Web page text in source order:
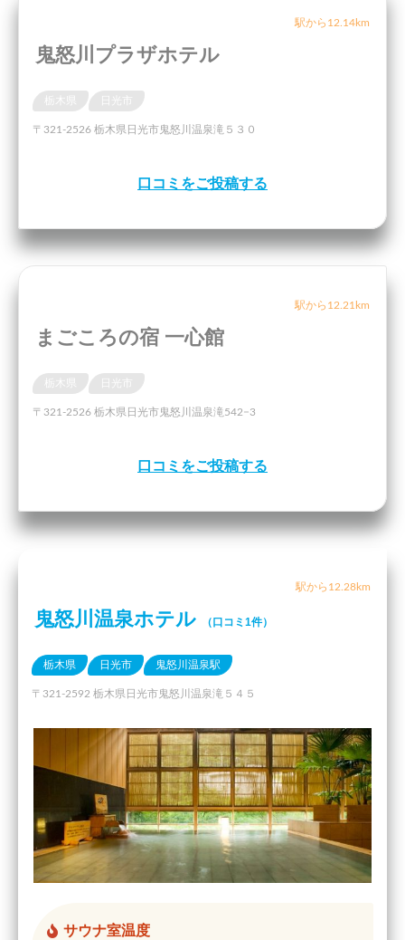
駅から12.14km
鬼怒川プラザホテル
〒321-2526 栃木県日光市鬼怒川温泉滝５３０
口コミをご投稿する
駅から12.21km
まごころの宿 一心館
〒321-2526 栃木県日光市鬼怒川温泉滝542−3
口コミをご投稿する
駅から12.28km
鬼怒川温泉ホテル （口コミ1件）
栃木県 日光市 鬼怒川温泉駅
〒321-2592 栃木県日光市鬼怒川温泉滝５４５
サウナ室温度